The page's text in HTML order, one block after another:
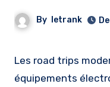
By letrank
Les road trips modernes peuvent rarement se passer d’une source d’énergie fiable, surtout lorsqu’ils incluent des
équipements